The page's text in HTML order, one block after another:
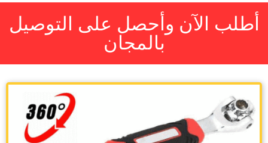
أطلب الآن وأحصل على التوصيل
بالمجان